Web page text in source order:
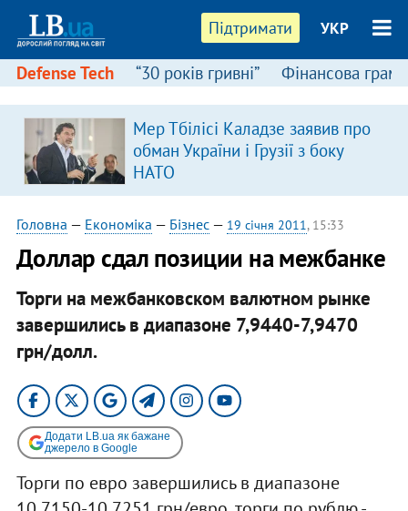
Підтримати УКР
Defense Tech “30 років гривні” Фінансова
Мер Тбілісі Каладзе заявив про
обман України і Грузії з боку
НАТО
Головна — Економіка — Бізнес— 19 січня 2011, 15:33
Доллар сдал позиции на межбанке
​Торги на межбанковском валютном рынке
завершились в диапазоне 7,9440-7,9470
грн/долл.
Додати LB.ua як бажане
джерело в Google
Торги по евро завершились в диапазоне